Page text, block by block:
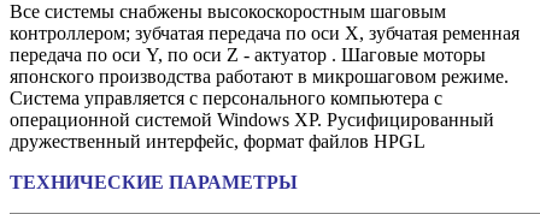
Все системы снабжены высокоскоростным шаговым
контроллером; зубчатая передача по оси X, зубчатая ременная
передача по оси Y, по оси Z - актуатор . Шаговые моторы
японского производства работают в микрошаговом режиме.
Система управляется с персонального компьютера с
операционной системой Windows XP. Русифицированный
дружественный интерфейс, формат файлов HPGL
ТЕХНИЧЕСКИЕ ПАРАМЕТРЫ